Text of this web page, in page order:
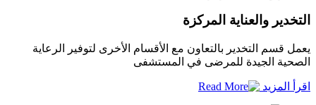
التخدير والعناية المركزة
يعمل قسم التخدير بالتعاون مع الأقسام الأخرى لتوفير الرعاية
الصحية الجيدة للمرضى في المستشفى
اقرأ المزيد